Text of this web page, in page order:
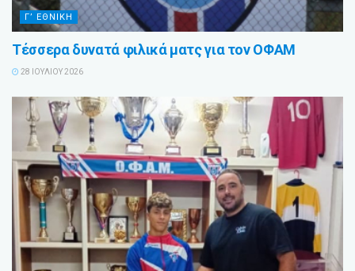
Γ’ ΕΘΝΙΚΗ
Τέσσερα δυνατά φιλικά ματς για τον ΟΦΑΜ
28 ΙΟΥΛΊΟΥ 2026